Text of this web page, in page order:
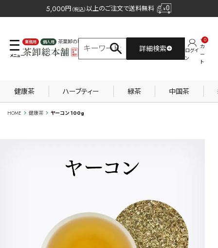
5,000円 （税込）以上のご注文で送料無料
業務用 個人用
茶葉卸の専門サイト
詳細検索
ログイ
ン
カ
ー
ト
0
健康茶 ハーブティー 緑茶 中国茶
HOME 健康茶 ヤーコン 100g